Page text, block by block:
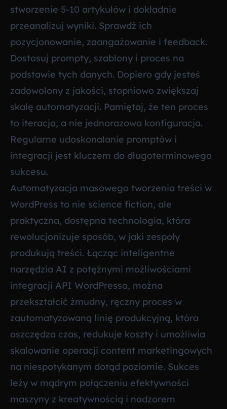
stworzenie 5-10 artykułów i dokładnie
przeanalizuj wyniki. Sprawdź ich
pozycjonowanie, zaangażowanie i feedback.
Dostosuj prompty, szablony i proces na
podstawie tych danych. Dopiero gdy jesteś
zadowolony z jakości, stopniowo zwiększaj
skalę automatyzacji. Pamiętaj, że ten proces
to iteracja, a nie jednorazowa konfiguracja.
Regularne udoskonalanie promptów i
integracji jest kluczem do długoterminowego
sukcesu.
Automatyzacja masowego tworzenia treści w
WordPress to nie science fiction, ale
praktyczna, dostępna technologia, która
rewolucjonizuje sposób, w jaki zespoły
produkują treści. Łącząc inteligentne
narzędzia AI z potężnymi możliwościami
integracji API WordPressa, można
przekształcić żmudny, ręczny proces w
zautomatyzowaną linię produkcyjną, która
oszczędza czas, redukuje koszty i umożliwia
skalowanie operacji content marketingowych
na niespotykanym dotąd poziomie. Sukces
leży w mądrym połączeniu efektywności
maszyny z kreatywnością i nadzorem